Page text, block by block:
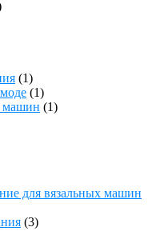
(1)
(1)
машин (1)
для вязальных машин
(3)